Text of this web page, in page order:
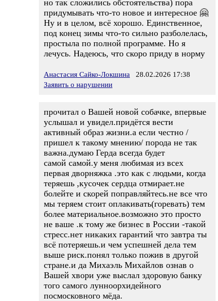
но так сложились обстоятельства) пора
придумывать что-то новое и интересное 🤗
Ну и в целом, всё хорошо. Единственное,
под конец зимы что-то сильно разболелась,
простыла по полной программе. Но я
лечусь. Надеюсь, что скоро приду в норму
Анастасия Сайко-Локшина 28.02.2026 17:38
Заявить о нарушении
прочитал о Вашей новой собачке, впервые
услышал и увидел.придётся вести
активный образ жизни.а если честно /
пришел к такому мнению/ порода не так
важна.думаю Герда всегда будет
самой самой.у меня любимая из всех
первая дворняжка .это как с людьми, когда
теряешь ,кусочек сердца отмирает.не
болейте и скорей поправляйтесь.не все что
мы теряем стоит оплакивать(горевать) тем
более материальное.возможно это просто
не ваше .к тому же бизнес в России -такой
стресс.нет никаких гарантий что завтра ты
всё потеряешь.и чем успешней дела тем
выше риск.понял только пожив в другой
стране.и да Михаэль Михайлов ознав о
Вашей хвори уже выслал здоровую банку
того самого лунноорхидейного
посмосковного мёда.